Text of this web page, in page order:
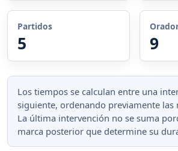
Partidos
5 9
Los tiempos se calculan entre una
siguiente, ordenando previamente las
La última intervención no se suma
marca posterior que determine su